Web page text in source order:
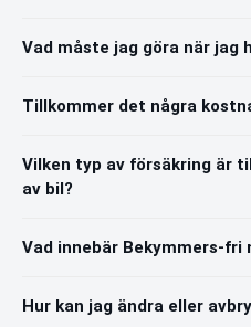
Vad måste jag göra när jag
Tillkommer det några
Vilken typ av försäkring är
av bil?
Vad innebär Bekymmers-fri
Hur kan jag ändra eller